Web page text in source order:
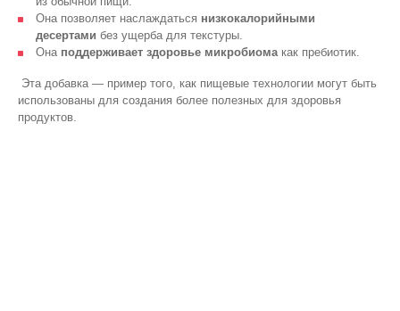
Она позволяет наслаждаться низкокалорийными
десертами без ущерба для текстуры.
Она поддерживает здоровье микробиома как пребиотик.
Эта добавка — пример того, как пищевые технологии могут быть
использованы для создания более полезных для здоровья
продуктов.